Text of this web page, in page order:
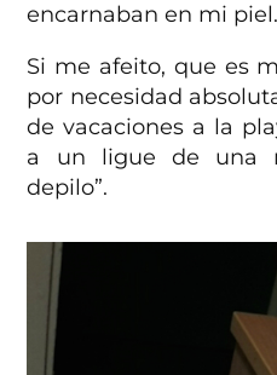
encarnaban en mi piel.
Si me afeito, que es
por necesidad
de vacaciones a la
a un ligue de una
depilo”.